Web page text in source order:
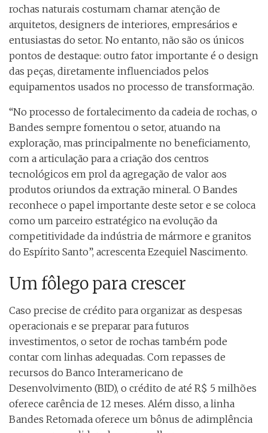
rochas naturais costumam chamar atenção de
arquitetos, designers de interiores, empresários e
entusiastas do setor. No entanto, não são os únicos
pontos de destaque: outro fator importante é o design
das peças, diretamente influenciados pelos
equipamentos usados no processo de transformação.
“No processo de fortalecimento da cadeia de rochas, o
Bandes sempre fomentou o setor, atuando na
exploração, mas principalmente no beneficiamento,
com a articulação para a criação dos centros
tecnológicos em prol da agregação de valor aos
produtos oriundos da extração mineral. O Bandes
reconhece o papel importante deste setor e se coloca
como um parceiro estratégico na evolução da
competitividade da indústria de mármore e granitos
do Espírito Santo”, acrescenta Ezequiel Nascimento.
Um fôlego para crescer
Caso precise de crédito para organizar as despesas
operacionais e se preparar para futuros
investimentos, o setor de rochas também pode
contar com linhas adequadas. Com repasses de
recursos do Banco Interamericano de
Desenvolvimento (BID), o crédito de até R$ 5 milhões
oferece carência de 12 meses. Além disso, a linha
Bandes Retomada oferece um bônus de adimplência